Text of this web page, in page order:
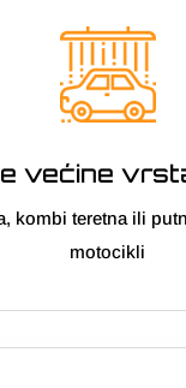
većine
kombi teretna ili
motocikli